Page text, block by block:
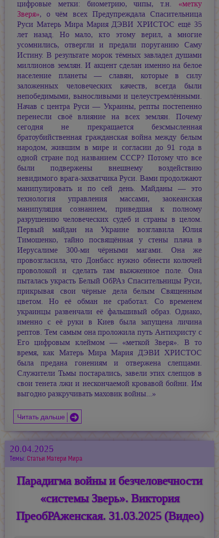
цифровые метки: биометрию, чипы, т.н. «метку
Зверя», о чём всех Предупреждала Спасительница
Руси Матерь Мира Мария ДЭВИ ХРИСТОС ещё 35
лет назад. Но мало, кто этому верил, а многие
усомнились, отвергли и предали поруганию Саму
Истину. В результате морок тёмных завладел душами
миллионов землян. И акцент сделан именно на белое
население планеты — славян, которые в силу
заложенных человеческих качеств, всегда были
непобедимыми, выносливыми и целеустремлёнными.
Начав с центра Руси — Украины, репты постепенно
перенесли своё влияние на всех землян. Почему
сегодня не прекращается безсмысленная
братоубийственная гражданская война между белым
народом, жившим в мире и согласии до 91 года в
одной стране под названием СССР? Потому что все
были подвержены внешнему воздействию
невидимого врага-захватчика Руси. Вами продолжают
манипулировать и по сей день. Майданы — это
технология управления массами, заокеанская
манипуляция сознанием, приведшая к полному
разрушению человеческих судеб и страны в целом.
Первый майдан на Украине возглавила Юлия
Тимошенко, тайно посвящённая у стены плача в
Иерусалиме 300-ми чёрными магами. Она же
провозгласила, что Донбасс нужно обнести колючей
проволокой и сделать там выжженное поле. Она
пыталась украсть Белый ОбРАз Спасительницы Руси,
прикрывая свои чёрные дела белым Священным
цветом. Но её обман не сработал. Со временем
украинцы развенчали её фальшивый образ. Однако,
именно с её руки в Киев была запущена личина
рептов. Тем самым она проложила путь Антихристу с
Его цифровым клеймом — «меткой Зверя». В то
время, как Матерь МираМария ДЭВИ ХРИСТОС
была предана гонениям и отвержена слепцами.
Служители Тьмы постарались, завели этих слепцов в
свои тенета лжи и нескончаемой кровавой бойни. Им
выгодно разкручивать маховик войны...»
Читать дальше
20.04.2025
Темы: Статьи Матери Мира
Парадигма войны и безчеловечности
«системы Зверь». Виктория
ПреобРАженская. 31.03.2025 (Видео)